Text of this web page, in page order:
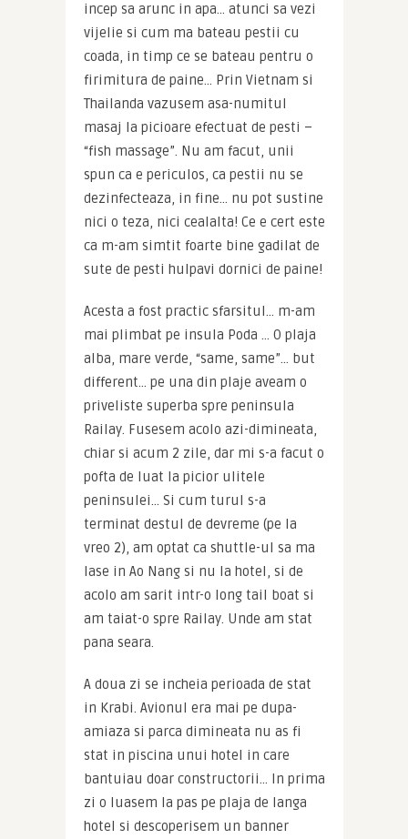
incep sa arunc in apa… atunci sa vezi
vijelie si cum ma bateau pestii cu
coada, in timp ce se bateau pentru o
firimitura de paine… Prin Vietnam si
Thailanda vazusem asa-numitul
masaj la picioare efectuat de pesti –
“fish massage”. Nu am facut, unii
spun ca e periculos, ca pestii nu se
dezinfecteaza, in fine… nu pot sustine
nici o teza, nici cealalta! Ce e cert este
ca m-am simtit foarte bine gadilat de
sute de pesti hulpavi dornici de paine!
Acesta a fost practic sfarsitul… m-am
mai plimbat pe insula Poda … O plaja
alba, mare verde, “same, same”… but
different… pe una din plaje aveam o
priveliste superba spre peninsula
Railay. Fusesem acolo azi-dimineata,
chiar si acum 2 zile, dar mi s-a facut o
pofta de luat la picior ulitele
peninsulei… Si cum turul s-a
terminat destul de devreme (pe la
vreo 2), am optat ca shuttle-ul sa ma
lase in Ao Nang si nu la hotel, si de
acolo am sarit intr-o long tail boat si
am taiat-o spre Railay. Unde am stat
pana seara.
A doua zi se incheia perioada de stat
in Krabi. Avionul era mai pe dupa-
amiaza si parca dimineata nu as fi
stat in piscina unui hotel in care
bantuiau doar constructorii… In prima
zi o luasem la pas pe plaja de langa
hotel si descoperisem un banner